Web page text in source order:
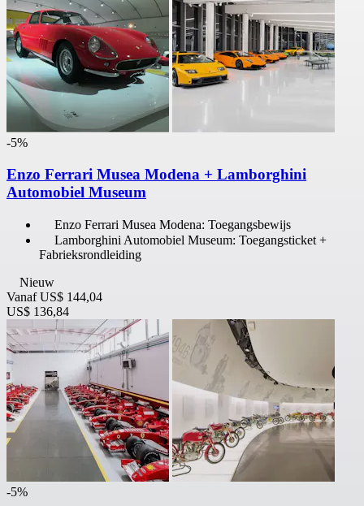
-5%
Enzo Ferrari Musea Modena + Lamborghini
Automobiel Museum
Enzo Ferrari Musea Modena: Toegangsbewijs
Lamborghini Automobiel Museum: Toegangsticket +
Fabrieksrondleiding
Nieuw
Vanaf US$ 144,04
US$ 136,84
-5%